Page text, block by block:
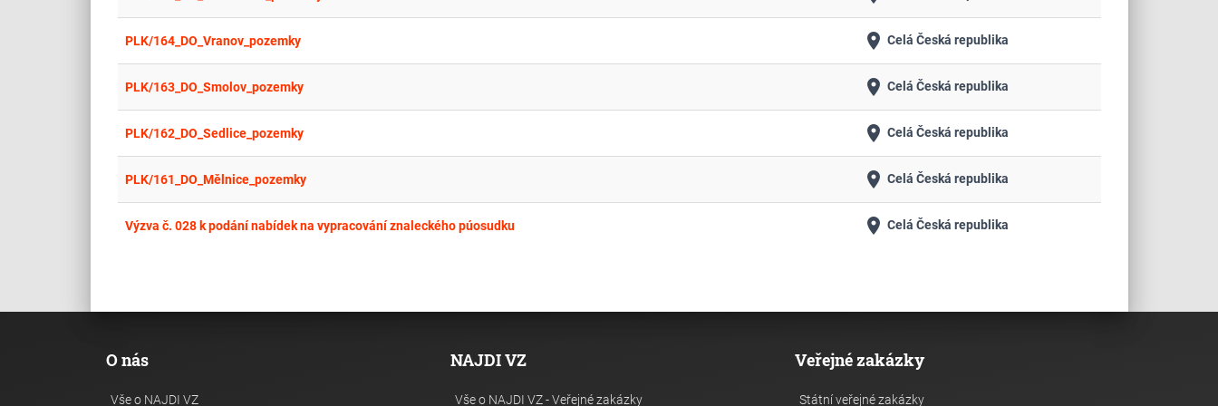
PLK/164_DO_Vranov_pozemky place Celá Česká republika
PLK/163_DO_Smolov_pozemky place Celá Česká republika
PLK/162_DO_Sedlice_pozemky place Celá Česká republika
PLK/161_DO_Mělnice_pozemky place Celá Česká republika
Výzva č. 028 k podání nabídek na vypracování znaleckého púosudku place Celá Česká republika
O nás
Vše o NAJDI VZ
NAJDI VZ
Vše o NAJDI VZ - Veřejné zakázky
Veřejné zakázky
Státní veřejné zakázky